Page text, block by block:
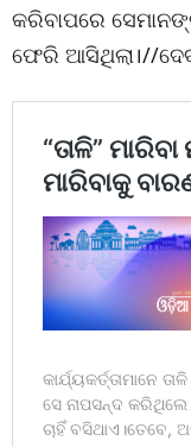
କରିବାପରେ
ଫେରି ଆସିଥିଲା।//